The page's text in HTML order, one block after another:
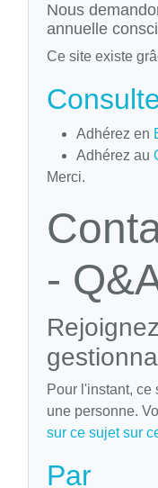
Nous
annuelle
Ce site existe
Adhérez en
Adhérez au
Merci.
-
Pour l'instant, ce
une personne.
sur ce sujet sur
Par